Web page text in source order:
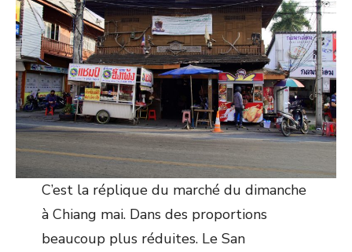
C’est la réplique du marché du dimanche
à Chiang mai. Dans des proportions
beaucoup plus réduites. Le San